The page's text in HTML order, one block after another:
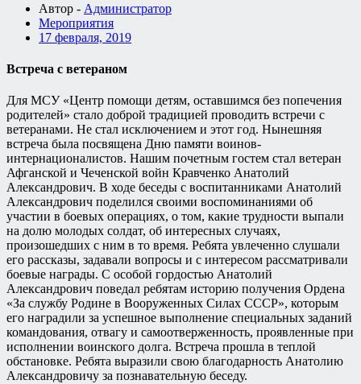
Автор - Администратор
Мероприятия
17 февраля, 2019
Встреча с ветераном
Для МСУ «Центр помощи детям, оставшимся без попечения
родителей» стало доброй традицией проводить встречи с
ветеранами. Не стал исключением и этот год. Нынешняя
встреча была посвящена Дню памяти воинов-
интернационалистов. Нашим почетным гостем стал ветеран
Афганской и Чеченской войн Кравченко Анатолий
Александрович. В ходе беседы с воспитанниками Анатолий
Александрович поделился своими воспоминаниями об
участии в боевых операциях, о том, какие трудности выпали
на долю молодых солдат, об интересных случаях,
произошедших с ним в то время. Ребята увлеченно слушали
его рассказы, задавали вопросы и с интересом рассматривали
боевые награды. С особой гордостью Анатолий
Александрович поведал ребятам историю получения Ордена
«За службу Родине в Вооруженных Силах СССР», которым
его наградили за успешное выполнение специальных заданий
командования, отвагу и самоотверженность, проявленные при
исполнении воинского долга. Встреча прошла в теплой
обстановке. Ребята выразили свою благодарность Анатолию
Александровичу за познавательную беседу.